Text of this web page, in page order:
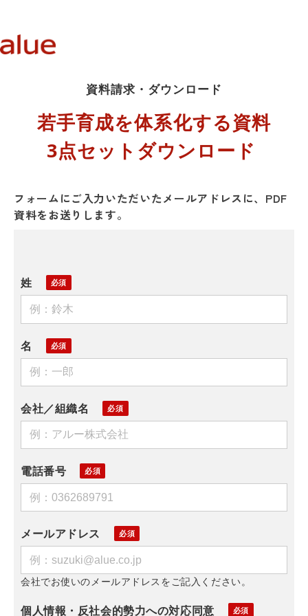
資料請求・ダウンロード
若手育成を体系化する資料
3点セットダウンロード
フォームにご入力いただいたメールアドレスに、PDF
資料をお送りします。
姓
名
会社／組織名
電話番号
メールアドレス
会社でお使いのメールアドレスをご記入ください。
個人情報・反社会的勢力への対応同意